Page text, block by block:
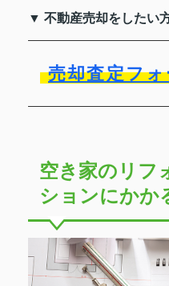
▼ 不動産売却をしたい
売却査定フ
空き家のリフ
ションにかか